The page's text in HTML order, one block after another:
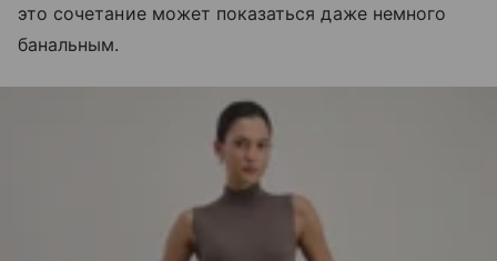
это сочетание может показаться даже немного
банальным.